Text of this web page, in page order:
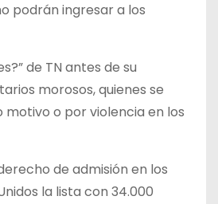
podrán ingresar a los
de TN antes de su
morosos, quienes se
o por violencia en los
de admisión en los
la lista con 34.000